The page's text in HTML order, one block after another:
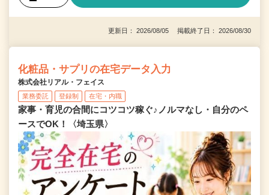
更新日： 2026/08/05 掲載終了日： 2026/08/30
化粧品・サプリの在宅データ入力
株式会社リアル・フェイス
業務委託 登録制 在宅・内職
家事・育児の合間にコツコツ稼ぐ♪ノルマなし・自分のペ
ースでOK！〈埼玉県〉